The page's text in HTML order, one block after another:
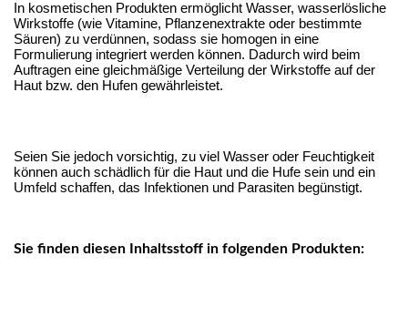
In kosmetischen Produkten ermöglicht Wasser, wasserlösliche
Wirkstoffe (wie Vitamine, Pflanzenextrakte oder bestimmte
Säuren) zu verdünnen, sodass sie homogen in eine
Formulierung integriert werden können. Dadurch wird beim
Auftragen eine gleichmäßige Verteilung der Wirkstoffe auf der
Haut bzw. den Hufen gewährleistet.
Seien Sie jedoch vorsichtig, zu viel Wasser oder Feuchtigkeit
können auch schädlich für die Haut und die Hufe sein und ein
Umfeld schaffen, das Infektionen und Parasiten begünstigt.
Sie finden diesen Inhaltsstoff in folgenden Produkten: